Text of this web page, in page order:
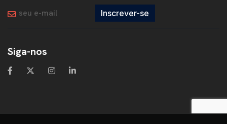
Inscrever-se
Siga-nos